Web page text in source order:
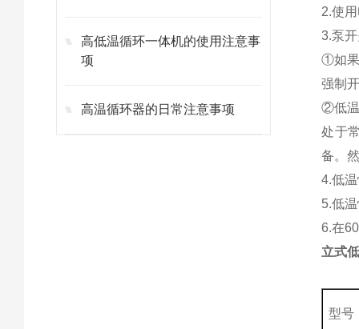
高低温循环一体机的使用注意事
项
高温循环器的日常注意事项
2.使
3.泵
①如果
强制
②低温
处于
备。
4.低
5.低
6.在
立式
型号